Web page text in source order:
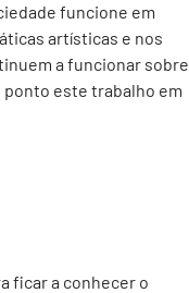
funcione em
artísticas e nos
a funcionar sobre
este trabalho em
ficar a conhecer o